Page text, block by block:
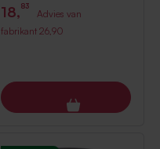
18,83
Advies van
fabrikant 26,90